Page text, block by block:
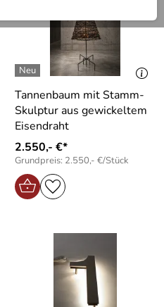
Tannenbaum mit Stamm-
Skulptur aus gewickeltem
Eisendraht
2.550,- €*
Grundpreis: 2.550,- €/Stück